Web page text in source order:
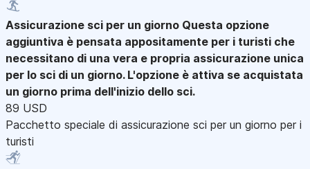
Assicurazione sci per un giorno Questa opzione
aggiuntiva è pensata appositamente per i turisti che
necessitano di una vera e propria assicurazione unica
per lo sci di un giorno. L'opzione è attiva se acquistata
un giorno prima dell'inizio dello sci.
89 USD
Pacchetto speciale di assicurazione sci per un giorno per i
turisti